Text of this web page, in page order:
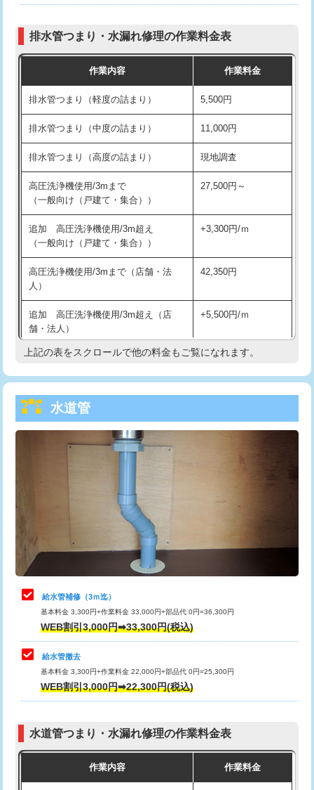
追加人工 16,500円
現場見積
※給水管工事は20mmまでの価格です。
交換・取付（その他部品） 11,000円+材料費
持込商品取付（単水栓） 13,200円
持込商品取付（混合水栓） 16,500円
持込商品取付（浄水器・分岐水栓） 16,500円
給水管工事※（ホール加工) 16,500円
給水管工事※（バンド止め) 3,300円
給水管工事※（支持金具設置)
給水管工事※（保温材使用（バンド止
め込み）)
5,500円
給水管工事※（土の掘削・埋め戻し作
業)
11,000円
給水管工事※（塩ビ管（VP・HI）使
用/3ｍまで)
33,000円
給水管工事※（塩ビ管（VP・HI）使
+8,800円
給水管工事※（ライニング鋼管・銅
管・ポリ管・HT管使用/3ｍまで)
給水管工事※（ライニング鋼管・銅
管・ポリ管・HT管使用/3ｍ超え)
排水管工事（土の掘削・埋め戻し作
11,000円~
排水管工事（排水管工事/3ｍまで） 55,000円
排水管工事（追加 排水管工事/3ｍ超
マス交換（土の掘削・埋め戻し作業）
マス交換（深さ50㎝未満）
マス交換（深さ50㎝以上）
コンクリート斫り（厚さ10㎝まで）
モルタル補修（厚さ10㎝超え） 38,500円
排水管つまり・水漏れ修理の作業料金表
作業内容 作業料金
排水管つまり（軽度の詰まり） 5,500円
排水管つまり（中度の詰まり） 11,000円
排水管つまり（高度の詰まり） 現地調査
高圧洗浄機使用/3mまで
（一般向け（戸建て・集合））
27,500円～
追加 高圧洗浄機使用/3m超え
（一般向け（戸建て・集合））
+3,300円/ｍ
高圧洗浄機使用/3mまで（店舗・法
人）
42,350円
追加 高圧洗浄機使用/3m超え（店
舗・法人）
+5,500円/ｍ
高度高圧洗浄換 現地調査
トーラー機使用/3mまで
追加トーラー機使用/3m超え
33,000円
8,800円
止水・漏水調査・防水処理・清掃・修
理・調整・分解・加工など（軽作業）
11,000円
止水・漏水調査・防水処理・清掃・修
理・調整・分解・加工など（中作業）
止水・漏水調査・防水処理・清掃・修
理・調整・分解・加工など（重作業）
33,000円
その他部品の脱着
交換・取付（タンク）
式）)
式・ワンホール）)
上記の表をスクロールで他の料金もご覧になれます。
水道管
給水管補修（3ｍ迄）
基本料金 3,300円+作業料金 33,000円+部品代 0円=36,300円
WEB割引3,000円➡33,300円(税込)
給水管撤去
基本料金 3,300円+作業料金 22,000円+部品代 0円=25,300円
WEB割引3,000円➡22,300円(税込)
水道管つまり・水漏れ修理の作業料金表
作業内容 作業料金